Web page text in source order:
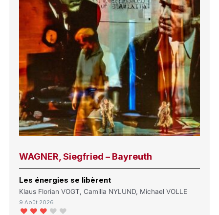
WAGNER, Siegfried – Bayreuth
Les énergies se libèrent
Klaus Florian VOGT, Camilla NYLUND, Michael VOLLE
9 Août 2026